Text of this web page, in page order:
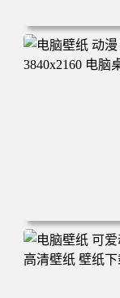
电脑壁纸 完美世
高清壁纸 壁纸下
电脑壁纸 动漫
160 电脑桌面 高